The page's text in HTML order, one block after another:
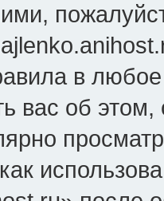
в
вас об